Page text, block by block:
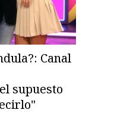
Canal
supuesto